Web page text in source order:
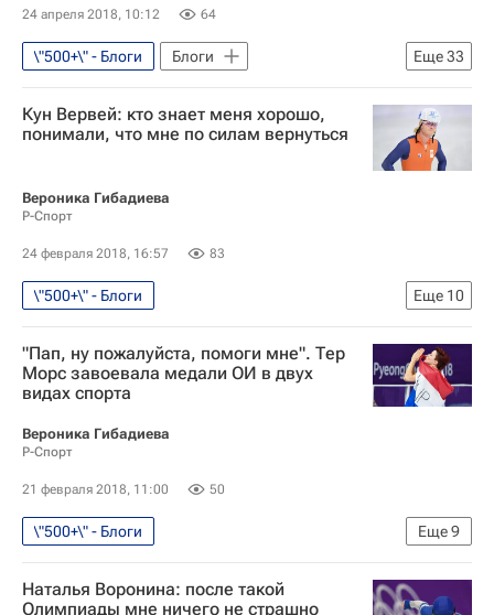
24 апреля 2018, 10:12 64
Еще33
\"500+\" - Блоги
Блоги
Конькобежный спорт
Алексей Кравцов
Россия
Сборная России по шорт-треку
Екатерина Константинова
Екатерина Ефременкова
Александр Шульгинов
Александра Качуркина
Михаил Казелин
Елизавета Казелина
Наталья Воронина
Руслан Мурашов
Ангелина Голикова
Надежда Асеева
Татьяна Бородулина
Ольга Фаткулина
Ольга Граф
Денис Юсков
Семён Елистратов
Екатерина Шихова
Кун Вервей: кто знает меня хорошо,
понимали, что мне по силам вернуться
Вероника Гибадиева
Р-Спорт
24 февраля 2018, 16:57 83
Еще 10
\"500+\" - Блоги
Дневник Игр - Пхенчхан 2018
Блоги
Конькобежный спорт
Олимпийские игры
Пхенчхан 2018
Константин Полтавец
Зимние Олимпийские игры 2018
Кун Вервей
"Пап, ну пожалуйста, помоги мне". Тер
Морс завоевала медали ОИ в двух
видах спорта
Вероника Гибадиева
Р-Спорт
21 февраля 2018, 11:00 50
Еще9
\"500+\" - Блоги
Конькобежный спорт - Пхенчхан 2018
Блоги
Конькобежный спорт
Наталья Воронина: после такой
Олимпиады мне ничего не страшно